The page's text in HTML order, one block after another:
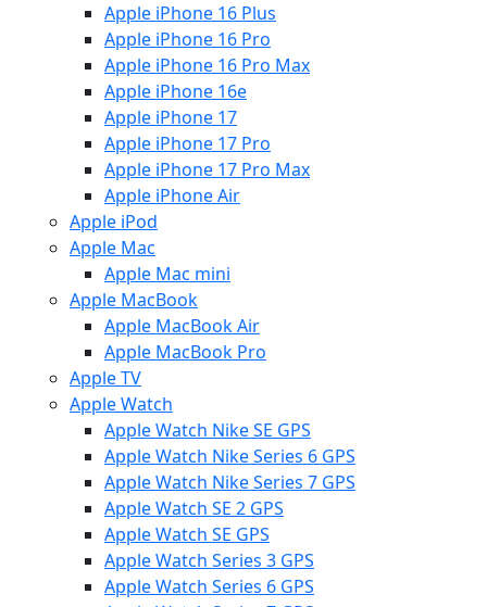
Apple iPhone 16 Plus
Apple iPhone 16 Pro
Apple iPhone 16 Pro Max
Apple iPhone 16e
Apple iPhone 17
Apple iPhone 17 Pro
Apple iPhone 17 Pro Max
Apple iPhone Air
Apple iPod
Apple Mac
Apple Mac mini
Apple MacBook
Apple MacBook Air
Apple MacBook Pro
Apple TV
Apple Watch
Apple Watch Nike SE GPS
Apple Watch Nike Series 6 GPS
Apple Watch Nike Series 7 GPS
Apple Watch SE 2 GPS
Apple Watch SE GPS
Apple Watch Series 3 GPS
Apple Watch Series 6 GPS